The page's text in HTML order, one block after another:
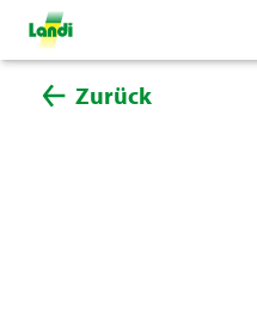
Zurück